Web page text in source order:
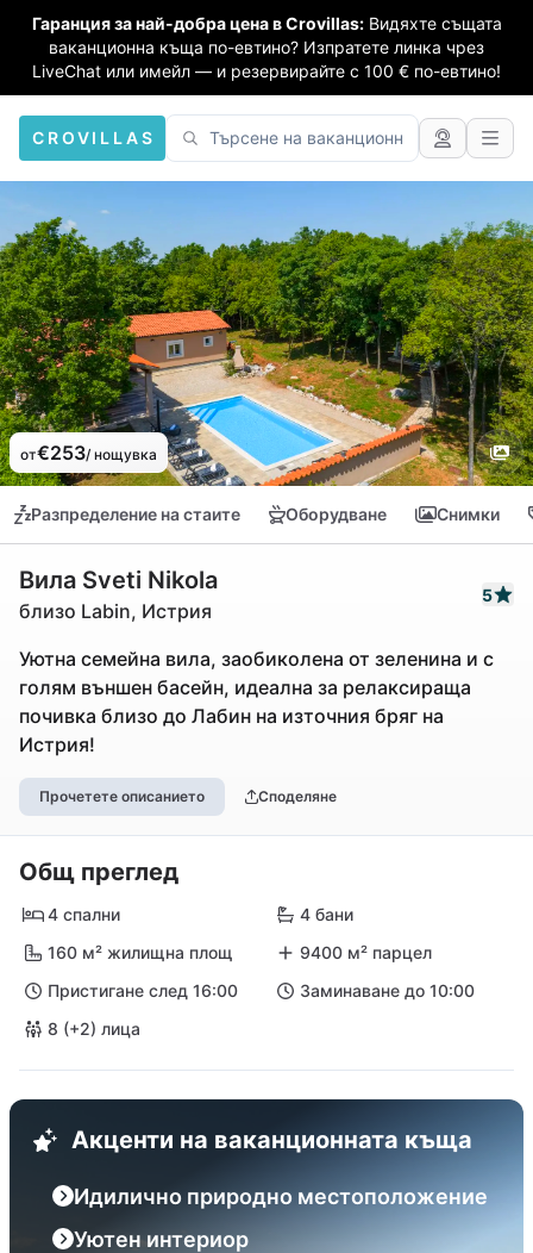
Гаранция за най-добра цена в Crovillas: Видяхте същата
ваканционна къща по-евтино? Изпратете линка чрез
LiveChat или имейл — и резервирайте с 100 € по-евтино!
CROVILLAS
от€253/ нощувка
Разпределение на стаите Оборудване Снимки
Вила Sveti Nikola
близо Labin, Истрия
5
Уютна семейна вила, заобиколена от зеленина и с
голям външен басейн, идеална за релаксираща
почивка близо до Лабин на източния бряг на
Истрия!
Прочетете описанието Споделяне
Общ преглед
4 спални
4 бани
160 м² жилищна площ
9400 м² парцел
Пристигане след 16:00
Заминаване до 10:00
8 (+2) лица
Акценти на ваканционната къща
Идилично природно местоположение
Уютен интериор